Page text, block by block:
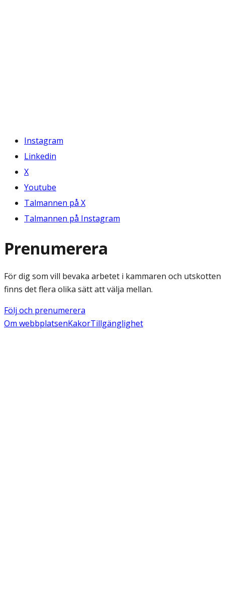
Instagram
Linkedin
X
Youtube
Talmannen på X
Talmannen på Instagram
Prenumerera
För dig som vill bevaka arbetet i kammaren och utskotten
finns det flera olika sätt att välja mellan.
Följ och prenumerera
Om webbplatsenKakorTillgänglighet